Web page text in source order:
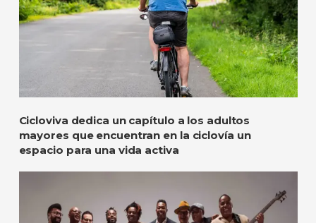
Cicloviva dedica un capítulo a los adultos
mayores que encuentran en la ciclovía un
espacio para una vida activa